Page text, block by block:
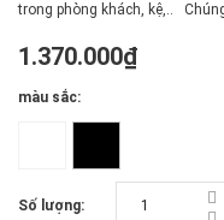
trong phòng khách, kệ,..
1.370.000₫
màu sắc:
Số lượng: